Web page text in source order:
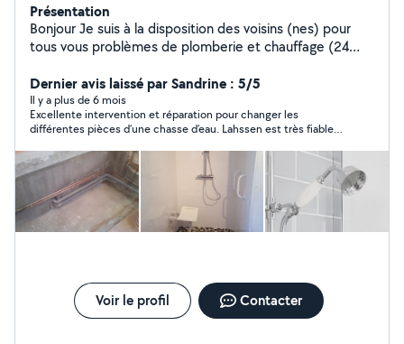
Présentation
Bonjour Je suis à la disposition des voisins (nes) pour
tous vous problèmes de plomberie et chauffage (24
Dernier avis laissé par Sandrine : 5/5
Il y a plus de 6 mois
Excellente intervention et réparation pour changer les
différentes pièces d’une chasse d’eau. Lahssen est très fiable
recommande sans hésiter !
Voir le profil Contacter